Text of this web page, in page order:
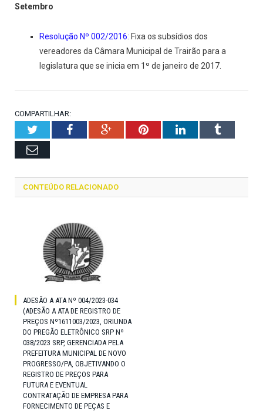
Setembro
Resolução Nº 002/2016: Fixa os subsídios dos
vereadores da Câmara Municipal de Trairão para a
legislatura que se inicia em 1º de janeiro de 2017.
COMPARTILHAR:
TwitterFacebookGoogle+PinterestLinkedInTumblr
Email
CONTEÚDO RELACIONADO
ADESÃO A ATA Nº 004/2023-034
(ADESÃO A ATA DE REGISTRO DE
PREÇOS Nº1611003/2023, ORIUNDA
DO PREGÃO ELETRÔNICO SRP Nº
038/2023 SRP, GERENCIADA PELA
PREFEITURA MUNICIPAL DE NOVO
PROGRESSO/PA, OBJETIVANDO O
REGISTRO DE PREÇOS PARA
FUTURA E EVENTUAL
CONTRATAÇÃO DE EMPRESA PARA
FORNECIMENTO DE PEÇAS E